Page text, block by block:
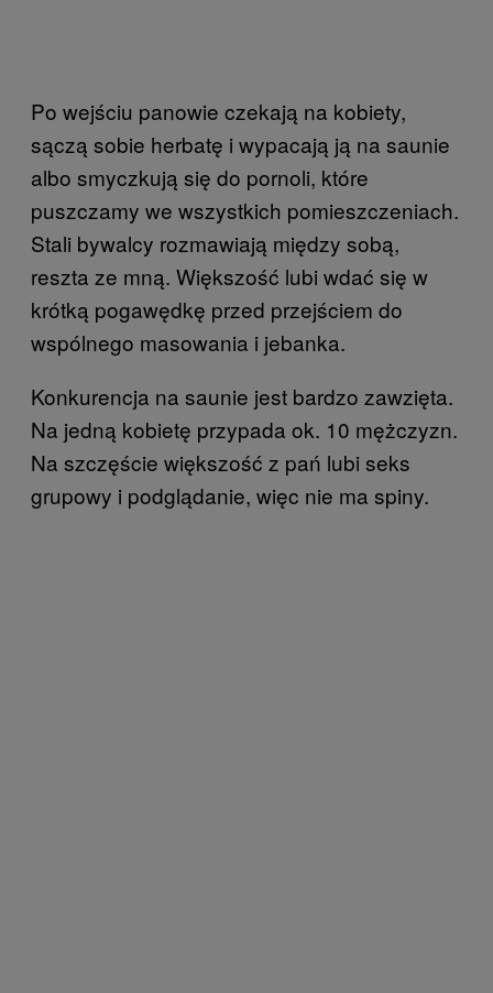
Po wejściu panowie czekają na kobiety,
sączą sobie herbatę i wypacają ją na saunie
albo smyczkują się do pornoli, które
puszczamy we wszystkich pomieszczeniach.
Stali bywalcy rozmawiają między sobą,
reszta ze mną. Większość lubi wdać się w
krótką pogawędkę przed przejściem do
wspólnego masowania i jebanka.
Konkurencja na saunie jest bardzo zawzięta.
Na jedną kobietę przypada ok. 10 mężczyzn.
Na szczęście większość z pań lubi seks
grupowy i podglądanie, więc nie ma spiny.